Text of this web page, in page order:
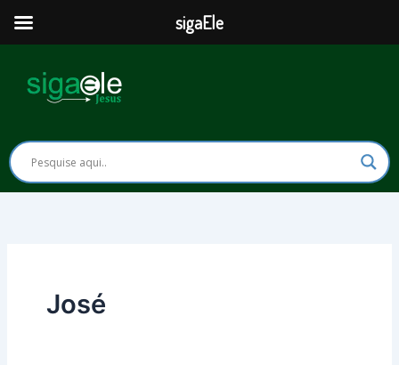
para
conteúdo
José
sigaEle